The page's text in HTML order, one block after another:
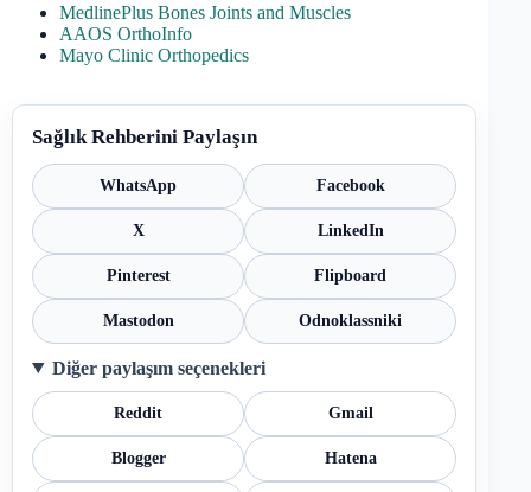
MedlinePlus Bones Joints and Muscles
AAOS OrthoInfo
Mayo Clinic Orthopedics
Sağlık Rehberini Paylaşın
WhatsApp Facebook
X LinkedIn
Pinterest Flipboard
Mastodon Odnoklassniki
Diğer paylaşım seçenekleri
Reddit Gmail
Blogger Hatena